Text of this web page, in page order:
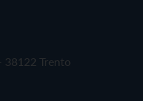
38122 Trento